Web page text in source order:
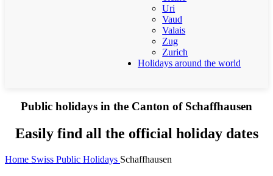
Uri
Vaud
Valais
Zug
Zurich
Holidays around the world
Public holidays in the Canton of Schaffhausen
Easily find all the official holiday dates
Home Swiss Public Holidays Schaffhausen